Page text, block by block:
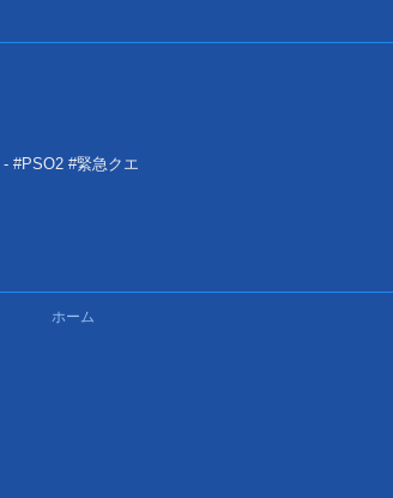
- #PSO2 #緊急クエ
ホーム